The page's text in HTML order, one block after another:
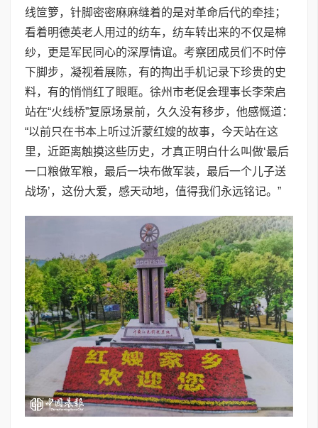
线笸箩，针脚密密麻麻缝着的是对革命后代的牵挂；
看着明德英老人用过的纺车，纺车转出来的不仅是棉
纱，更是军民同心的深厚情谊。考察团成员们不时停
下脚步，凝视着展陈，有的掏出手机记录下珍贵的史
料，有的悄悄红了眼眶。徐州市老促会理事长李荣启
站在“火线桥”复原场景前，久久没有移步，他感慨道：
“以前只在书本上听过沂蒙红嫂的故事，今天站在这
里，近距离触摸这些历史，才真正明白什么叫做‘最后
一口粮做军粮，最后一块布做军装，最后一个儿子送
战场’，这份大爱，感天动地，值得我们永远铭记。”